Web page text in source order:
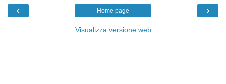
‹ ›
Home page
Visualizza versione web